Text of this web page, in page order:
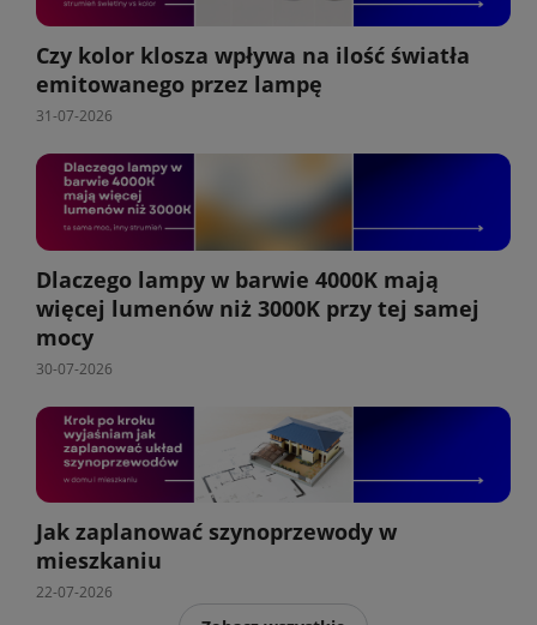
Czy kolor klosza wpływa na ilość światła
emitowanego przez lampę
31-07-2026
Dlaczego lampy w barwie 4000K mają
więcej lumenów niż 3000K przy tej samej
mocy
30-07-2026
Jak zaplanować szynoprzewody w
mieszkaniu
22-07-2026